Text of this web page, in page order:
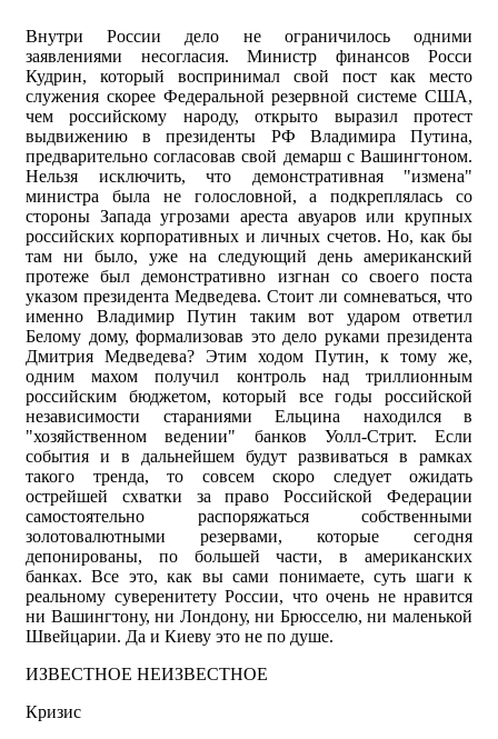
Внутри России дело не ограничилось одними
заявлениями несогласия. Министр финансов Росси
Кудрин, который воспринимал свой пост как место
служения скорее Федеральной резервной системе США,
чем российскому народу, открыто выразил протест
выдвижению в президенты РФ Владимира Путина,
предварительно согласовав свой демарш с Вашингтоном.
Нельзя исключить, что демонстративная "измена"
министра была не голословной, а подкреплялась со
стороны Запада угрозами ареста авуаров или крупных
российских корпоративных и личных счетов. Но, как бы
там ни было, уже на следующий день американский
протеже был демонстративно изгнан со своего поста
указом президента Медведева. Стоит ли сомневаться, что
именно Владимир Путин таким вот ударом ответил
Белому дому, формализовав это дело руками президента
Дмитрия Медведева? Этим ходом Путин, к тому же,
одним махом получил контроль над триллионным
российским бюджетом, который все годы российской
независимости стараниями Ельцина находился в
"хозяйственном ведении" банков Уолл-Стрит. Если
события и в дальнейшем будут развиваться в рамках
такого тренда, то совсем скоро следует ожидать
острейшей схватки за право Российской Федерации
самостоятельно распоряжаться собственными
золотовалютными резервами, которые сегодня
депонированы, по большей части, в американских
банках. Все это, как вы сами понимаете, суть шаги к
реальному суверенитету России, что очень не нравится
ни Вашингтону, ни Лондону, ни Брюсселю, ни маленькой
Швейцарии. Да и Киеву это не по душе.
ИЗВЕСТНОЕ НЕИЗВЕСТНОЕ
Кризис